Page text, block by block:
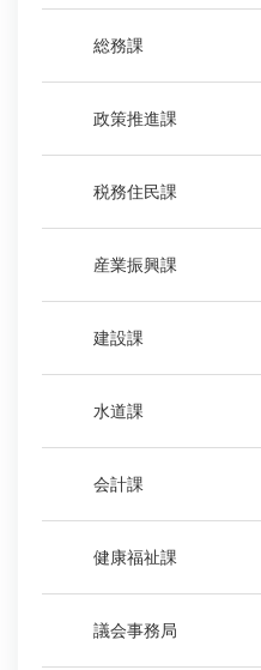
総務課
政策推進課
税務住民課
産業振興課
建設課
水道課
会計課
健康福祉課
議会事務局